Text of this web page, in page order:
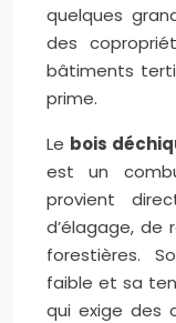
quelques
des
bâtiments
prime.
Le bois
est un
provient
d’élagage, de
forestières.
faible et sa
qui exige des